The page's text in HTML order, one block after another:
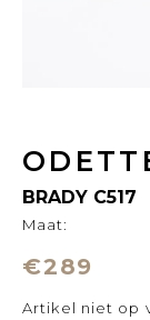
BRADY C517
Maat:
€289
Artikel niet op